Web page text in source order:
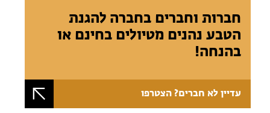
חברות וחברים בחברה להגנת
הטבע נהנים מטיולים בחינם או
בהנחה!
עדיין לא חברים? הצטרפו